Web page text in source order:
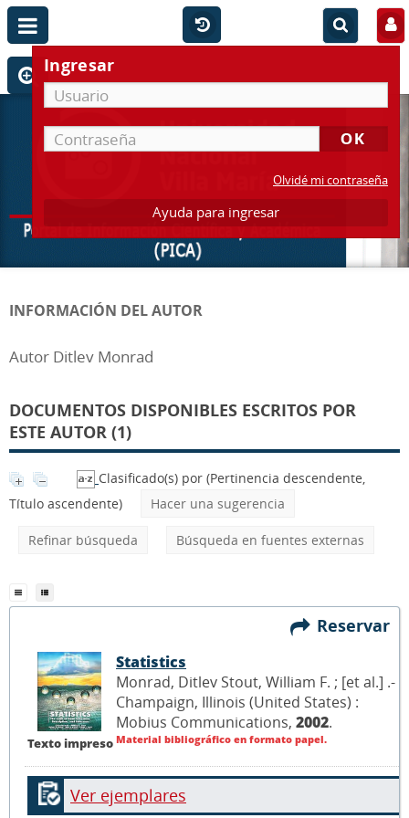
Ingresar
Olvidé mi contraseña
Ayuda para ingresar
INFORMACIÓN DEL AUTOR
Autor Ditlev Monrad
DOCUMENTOS DISPONIBLES ESCRITOS POR
ESTE AUTOR (1)
Clasificado(s) por (Pertinencia descendente,
Título ascendente)
Hacer una sugerencia
Refinar búsqueda Búsqueda en fuentes externas
Reservar
Texto impreso
Statistics
Monrad, Ditlev Stout, William F. ; [et al.] .-
Champaign, Illinois (United States) :
Mobius Communications, 2002.
Material bibliográfico en formato papel.
Ver ejemplares